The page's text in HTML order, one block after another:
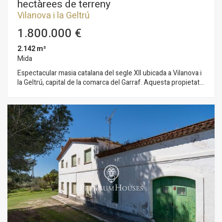
hectàrees de terreny
Vilanova i la Geltrú
1.800.000 €
2.142 m²
Mida
Espectacular masia catalana del segle XII ubicada a Vilanova i
la Geltrú, capital de la comarca del Garraf. Aquesta propietat
urbà de Vilanova ia 600 metres de l'antic Gran Casino de
Barcelona a Sant Pere de Ribes, cosa que garanteix una
ubicació privilegiada amb ben comunicat: a 100 metres de la
C-31 i 250 metres de la C-15. La finca compta amb un terreny
pla de 31.337 metres quadrats (3,13 hectàrees), que podria
ampliar-se fins a més de 27 hectàrees amb terrenys
adjacents pertanyents a la mateixa propietat. L'edifici principal
té una superfície de 1.658,37 metres quadrats,
complementat per 483,47 metres quadrats d'edificacions
annexes, cosa que suma un total de 2.141,84 metres
quadrats de superfície construïda. Actualment, la masia es
troba a reformar, cosa que ofereix la possibilitat de